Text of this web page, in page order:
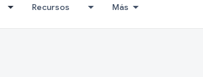
Recursos Más